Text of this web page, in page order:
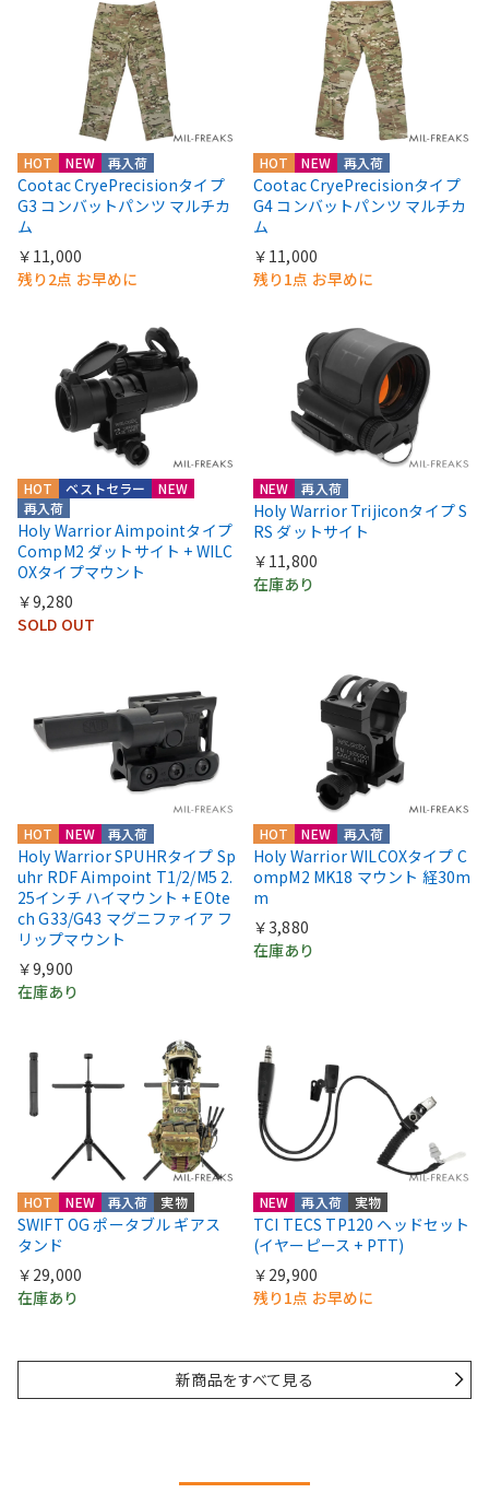
HOT NEW 再入荷
Cootac CryePrecisionタイプ
G3 コンバットパンツ マルチカ
ム
￥11,000
残り2点 お早めに
HOT NEW 再入荷
Cootac CryePrecisionタイプ
G4 コンバットパンツ マルチカ
ム
￥11,000
残り1点 お早めに
HOT
NEW
再入荷
ベストセラー
Holy Warrior Aimpointタイプ
CompM2 ダットサイト + WILC
OXタイプマウント
￥9,280
SOLD OUT
NEW 再入荷
Holy Warrior Trijiconタイプ S
RS ダットサイト
￥11,800
在庫あり
HOT NEW 再入荷
Holy Warrior SPUHRタイプ Sp
uhr RDF Aimpoint T1/2/M5 2.
25インチ ハイマウント + EOte
ch G33/G43 マグニファイア フ
リップマウント
￥9,900
在庫あり
HOT NEW 再入荷
Holy Warrior WILCOXタイプ C
ompM2 MK18 マウント 経30m
m
￥3,880
在庫あり
HOT NEW 再入荷 実物
SWIFT OG ポータブル ギアス
タンド
￥29,000
在庫あり
NEW 再入荷 実物
TCI TECS TP120 ヘッドセット
(イヤーピース + PTT)
￥29,900
残り1点 お早めに
新商品をすべて見る